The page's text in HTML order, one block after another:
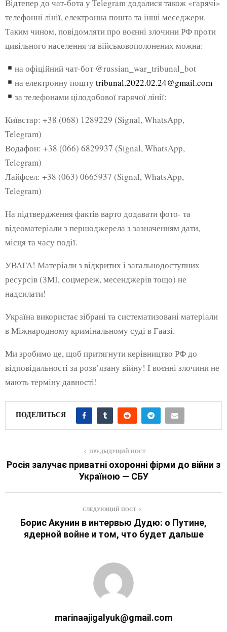
Відтепер до чат-бота у Telegram додалися також «гарячі»
телефонні лінії, електронна пошта та інші меседжери.
Таким чином, повідомляти про воєнні злочини РФ проти
цивільного населення та військовополонених можна:
на офіційний чат-бот @russian_war_tribunal_bot
на електронну поштуtribunal.2022.02.24@gmail.com
за телефонами цілодобової гарячої лінії:
Київстар: +38 (068) 1289229 (Signal, WhatsApp,
Telegram)
Водафон: +38 (066) 6829937 (Signal, WhatsApp,
Telegram)
Лайфсел: +38 (063) 0665937 (Signal, WhatsApp,
Telegram)
На підтвердження фактів варто додавати фото- та
відеоматеріали з першоджерела з зазначенням дати,
місця та часу події.
УВАГА! Матеріали з відкритих і загальнодоступних
ресурсів (ЗМІ, соцмереж, месенджерів тощо) не
надсилати!
Україна використає зібрані та систематизовані матеріали
в Міжнародному кримінальному суді в Гаазі.
Ми зробимо це, щоб притягнути керівництво РФ до
відповідальності за розв’язану війну! І воєнні злочини не
мають терміну давності!
ПОДЕЛИТЬСЯ
ПРЕДЫДУЩИЙ ПОСТ
Росія залучає приватні охоронні фірми до війни з
Україною — СБУ
СЛЕДУЮЩИЙ ПОСТ
Борис Акунин в интервью Дудю: о Путине,
ядерной войне и том, что будет дальше
marinaajigalyuk@gmail.com